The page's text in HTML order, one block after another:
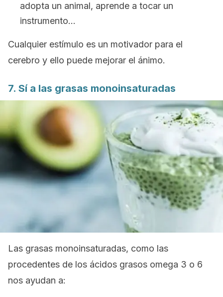
adopta un animal, aprende a tocar un
instrumento…
Cualquier estímulo es un motivador para el
cerebro y ello puede mejorar el ánimo.
7. Sí a las grasas monoinsaturadas
Las grasas monoinsaturadas, como las
procedentes de los ácidos grasos omega 3 o 6
nos ayudan a: